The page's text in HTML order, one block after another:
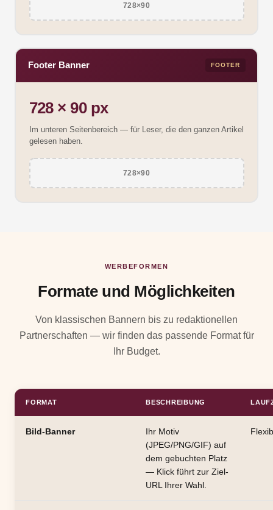
728×90
Footer Banner FOOTER
728 × 90 px
Im unteren Seitenbereich — für Leser, die den ganzen Artikel
gelesen haben.
728×90
WERBEFORMEN
Formate und Möglichkeiten
Von klassischen Bannern bis zu redaktionellen
Partnerschaften — wir finden das passende Format für
Ihr Budget.
FORMAT BESCHREIBUNG
Bild-Banner
Ihr Motiv
(JPEG/PNG/GIF) auf
dem gebuchten Platz
— Klick führt zur Ziel-
URL Ihrer Wahl.